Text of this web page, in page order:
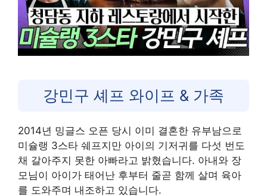
강민구 셰프 와이프 & 가족
2014년 밍글스 오픈 당시 이미 결혼한 유부남으로
미슐랭 3스타 쉐프지만 아이의 기저귀를 다섯 번도
채 갈아주지 못한 아빠라고 밝혔습니다. 아내와 장
모님이 아이가 태어난 후부터 줄곧 함께 살며 육아
를 도와주며 내조하고 있습니다.